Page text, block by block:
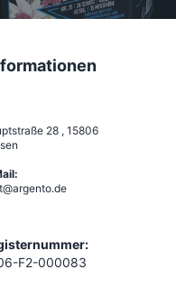
28 , 15806
F2-000083